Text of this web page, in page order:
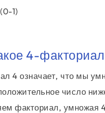
1)
4-
4 означает, что мы
число
факториал, умножая